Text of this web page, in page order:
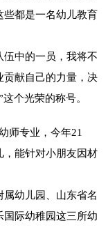
些都是一名幼儿教育
中的一员，我将不
贡献自己的力量，决
个光荣的称号。
师专业，今年21
，能针对小朋友因材
幼儿园、山东省名
国际幼稚园这三所幼